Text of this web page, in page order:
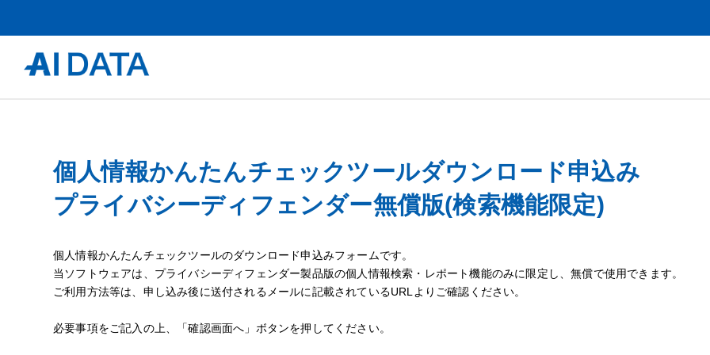
個人情報かんたんチェックツールダウンロード申込み
プライバシーディフェンダー無償版(検索機能限定)
個人情報かんたんチェックツールのダウンロード申込みフォームです。
当ソフトウェアは、プライバシーディフェンダー製品版の個人情報検索・レポート機能のみに限定し、無償で使用できます。
ご利用方法等は、申し込み後に送付されるメールに記載されているURLよりご確認ください。
必要事項をご記入の上、「確認画面へ」ボタンを押してください。